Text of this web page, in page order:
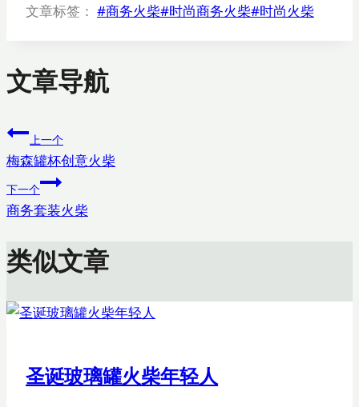
文章标签： #商务火柴#时尚商务火柴#时尚火柴
文章导航
上一个
梅森罐杯创意火柴
下一个
商务套装火柴
类似文章
圣诞玻璃罐火柴年轻人